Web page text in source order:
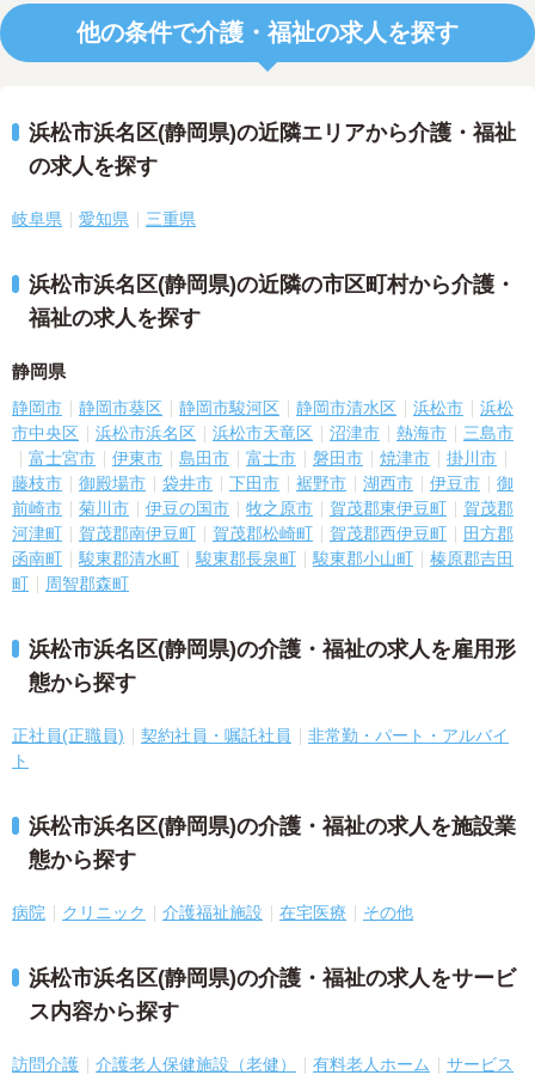
他の条件で介護・福祉の求人を探す
浜松市浜名区(静岡県)の近隣エリアから介護・福祉
の求人を探す
岐阜県 愛知県 三重県
浜松市浜名区(静岡県)の近隣の市区町村から介護・
福祉の求人を探す
静岡県
静岡市 静岡市葵区 静岡市駿河区 静岡市清水区 浜松市
浜松
市中央区
浜松市浜名区 浜松市天竜区 沼津市 熱海市
三島市
富士宮市
伊東市 島田市 富士市 磐田市 焼津市
掛川市
藤枝市
御殿場市 袋井市 下田市 裾野市 湖西市 伊豆市
御
前崎市
菊川市 伊豆の国市 牧之原市 賀茂郡東伊豆町
賀茂郡
河津町
賀茂郡南伊豆町 賀茂郡松崎町 賀茂郡西伊豆町
田方郡
函南町
駿東郡清水町 駿東郡長泉町 駿東郡小山町
榛原郡吉田
町
周智郡森町
浜松市浜名区(静岡県)の介護・福祉の求人を雇用形
態から探す
正社員(正職員) 契約社員・嘱託社員
非常勤・パート・アルバイ
ト
浜松市浜名区(静岡県)の介護・福祉の求人を施設業
態から探す
病院 クリニック 介護福祉施設 在宅医療 その他
浜松市浜名区(静岡県)の介護・福祉の求人をサービ
ス内容から探す
訪問介護 介護老人保健施設（老健） 有料老人ホーム
サービス